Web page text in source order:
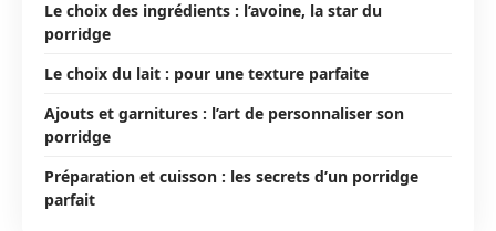
Le choix des ingrédients : l’avoine, la star du
porridge
Le choix du lait : pour une texture parfaite
Ajouts et garnitures : l’art de personnaliser son
porridge
Préparation et cuisson : les secrets d’un porridge
parfait